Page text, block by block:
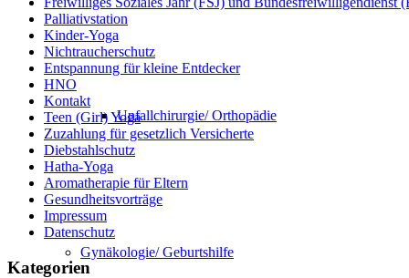
Unfallchirurgie/ Orthopädie
Gynäkologie/ Geburtshilfe
Palliativstation
Kinder-Yoga
Nichtraucherschutz
Entspannung für kleine Entdecker
HNO
Kontakt
Teen (Girl) Yoga
Zuzahlung für gesetzlich Versicherte
Diebstahlschutz
Hatha-Yoga
Aromatherapie für Eltern
Gesundheitsvorträge
Impressum
Datenschutz
Kategorien